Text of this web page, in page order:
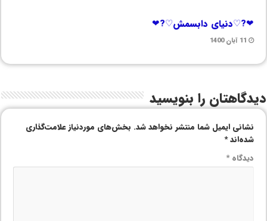
❤?♡دنیای دابسمش♡?❤
11 آبان 1400
دیدگاهتان را بنویسید
نشانی ایمیل شما منتشر نخواهد شد. بخش‌های موردنیاز علامت‌گذاری
شده‌اند*
دیدگاه*